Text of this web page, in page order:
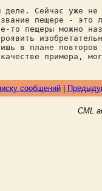
Сейчас уже не
пещере -
то пещеры можно
в плане
примера,
сообщений|
CML